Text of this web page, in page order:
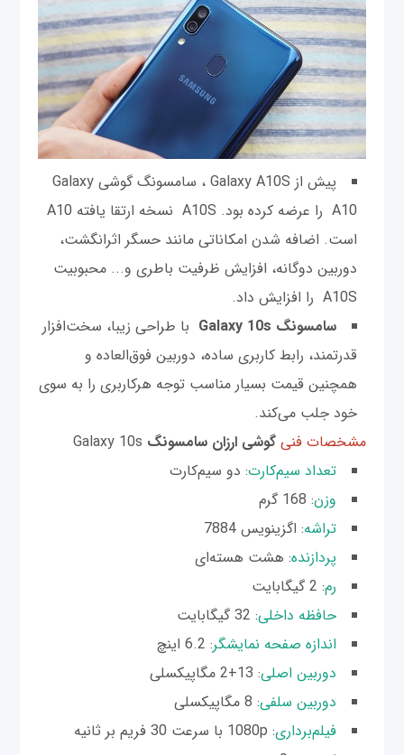
پیش از Galaxy A10S ، سامسونگ گوشی Galaxy
A10 را عرضه کرده بود. A10S نسخه ارتقا یافته A10
است. اضافه شدن امکاناتی مانند حسگر اثرانگشت،
دوربین دوگانه، افزایش ظرفیت باطری و... محبوبیت
A10S را افزایش داد.
سامسونگ Galaxy 10s
با طراحی زیبا، سخت‌افزار‌
قدرتمند، رابط‌ کاربری ساده، دوربین فوق‌العاده و
همچنین قیمت بسیار مناسب توجه هرکاربری را به سوی
خود جلب می‌کند.
مشخصات فنی گوشی ارزان سامسونگ
تعداد سیم‌کارت: دو سیم‌کارت
وزن: 168 گرم
تراشه: اگزینویس 7884
پردازنده: هشت هسته‌ای
رم: 2 گیگابایت
حافظه داخلی: 32 گیگابایت
اندازه صفحه نمایشگر: 6.2 اینچ
دوربین اصلی: 13+2 مگاپیکسلی
دوربین سلفی: 8 مگاپیکسلی
فیلم‌برداری: 1080p با سرعت 30 فریم بر ثانیه